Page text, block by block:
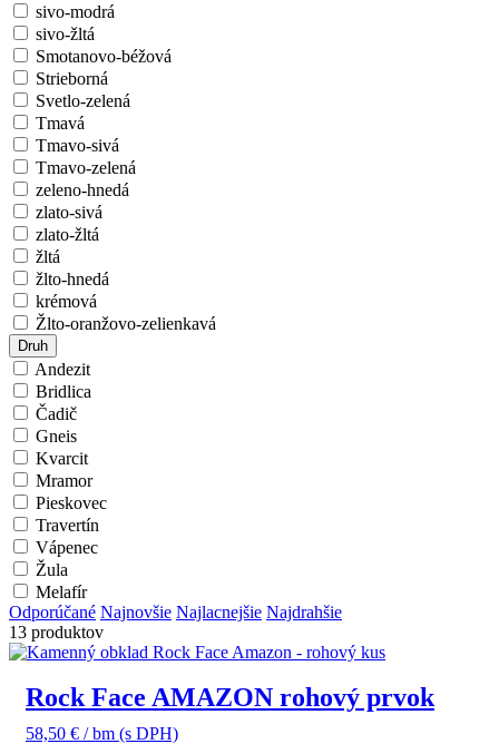
sivo-modrá
sivo-žltá
Smotanovo-béžová
Strieborná
Svetlo-zelená
Tmavá
Tmavo-sivá
Tmavo-zelená
zeleno-hnedá
zlato-sivá
zlato-žltá
žltá
žlto-hnedá
krémová
Žlto-oranžovo-zelienkavá
Druh
Andezit
Bridlica
Čadič
Gneis
Kvarcit
Mramor
Pieskovec
Travertín
Vápenec
Žula
Melafír
Odporúčané Najnovšie Najlacnejšie Najdrahšie
13 produktov
Rock Face AMAZON rohový prvok
58,50 € / bm (s DPH)